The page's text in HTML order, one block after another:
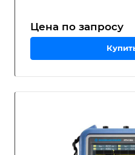
Цена по запросу